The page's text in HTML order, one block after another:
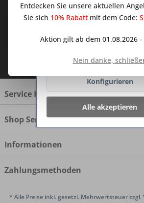
dem Traum Küchen - Shop.
zur Kenntnis genommen.
Service Hotline
Shop Service
Informationen
Zahlungsmethoden
* Alle Preise inkl. gesetzl. Mehrwertsteuer zzgl.
Entdecken Sie unsere aktuellen
Sie sich 10% Rabattmit dem Code:
Aktion gilt ab dem 01.08.2026 -
Nein danke,
Netzwerken vereinfachen
werden nur mit Ihrer
Ablehnen
Konfigurieren
Alle akzeptieren